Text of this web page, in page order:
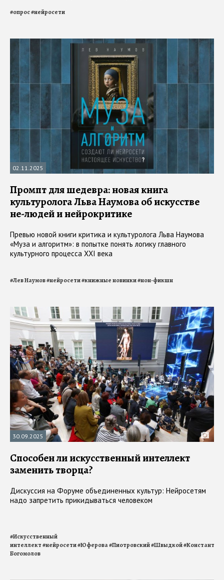
#опрос#нейросети
02.11.2025
Промпт для шедевра: новая книга
культуролога Льва Наумова об искусстве
не-людей и нейрокритике
Превью новой книги критика и культуролога Льва Наумова
«Муза и алгоритм»: в попытке понять логику главного
культурного процесса XXI века
#Лев Наумов#нейросети#книжные новинки#нон-фикшн
30.09.2025
Способен ли искусственный интеллект
заменить творца?
Дискуссия на Форуме объединенных культур: Нейросетям
надо запретить прикидываться человеком
#Искусственный
интеллект#нейросети#Юферова#Пиотровский#Швыдкой#Константин
Богомолов